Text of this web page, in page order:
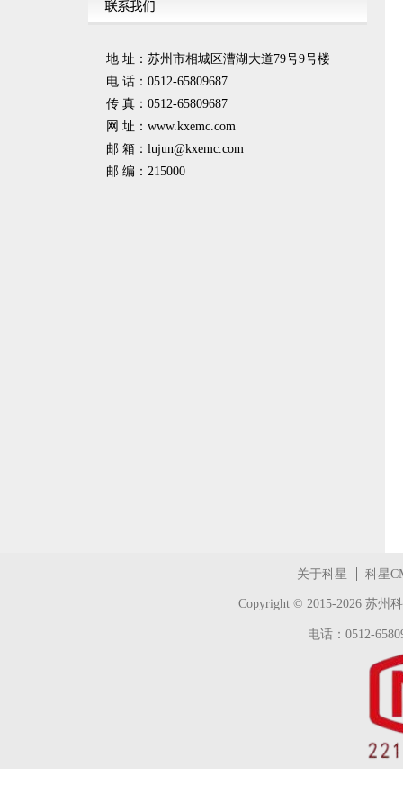
地 址：苏州市相城区漕湖大道79号9号楼
电 话：0512-65809687
传 真：0512-65809687
网 址：www.kxemc.com
邮 箱： lujun@kxemc.com
邮 编：215000
关于科星 科星
Copyright © 2015-2026 苏州
电话：0512-